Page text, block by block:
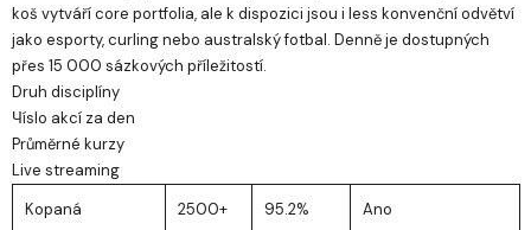
koš vytváří core portfolia, ale k dispozici jsou i less konvenční odvětví
jako esporty, curling nebo australský fotbal. Denně je dostupných
přes 15 000 sázkových příležitostí.
Druh disciplíny
Чíslo akcí za den
Průměrné kurzy
Live streaming
Kopaná
2500+ 95.2% Ano